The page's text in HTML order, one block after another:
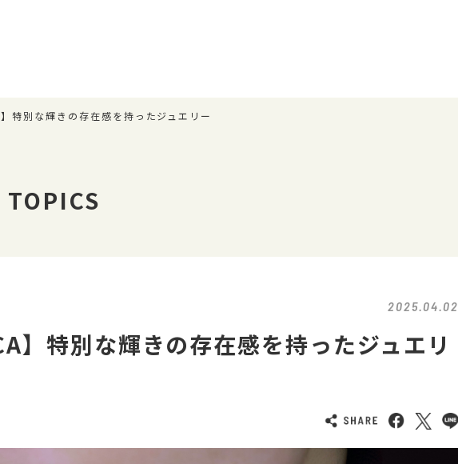
特別な輝きの存在感を持ったジュエリー
TOPICS
2025.04.02
】特別な輝きの存在感を持ったジュエリ